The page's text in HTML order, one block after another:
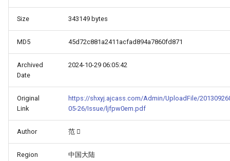
Size 343149 bytes
MD5 45d72c881a2411acfad894a7860fd871
Archived
Date
2024-10-29 06:05:42
Original
Link
https://shxyj.ajcass.com/Admin/UploadFile/
05-26/Issue/ljfpw0em.pdf
Author 范 
Region 中国大陆